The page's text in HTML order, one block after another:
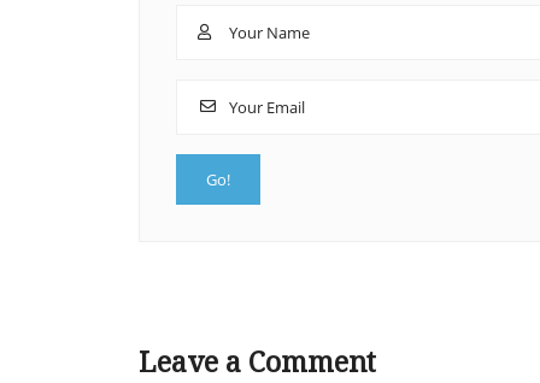
Leave a Comment